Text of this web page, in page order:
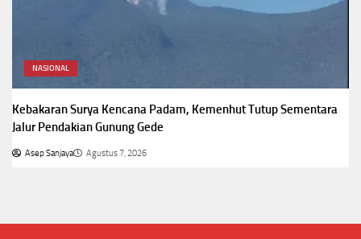
NASIONAL
Kebakaran Surya Kencana Padam, Kemenhut Tutup Sementara
Jalur Pendakian Gunung Gede
Asep Sanjaya Agustus 7, 2026